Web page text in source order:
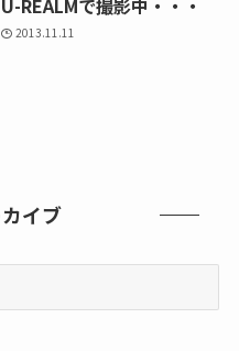
U-REALMで撮影中・・・
2013.11.11
イブ